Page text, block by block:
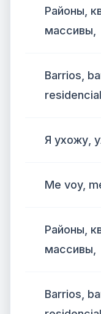
Районы,
массивы,
Barrios,
Я ухожу,
Me voy,
Районы,
массивы,
Barrios,